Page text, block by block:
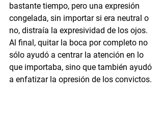
bastante tiempo, pero una expresión
congelada, sin importar si era neutral o
no, distraía la expresividad de los ojos.
Al final, quitar la boca por completo no
sólo ayudó a centrar la atención en lo
que importaba, sino que también ayudó
a enfatizar la opresión de los convictos.